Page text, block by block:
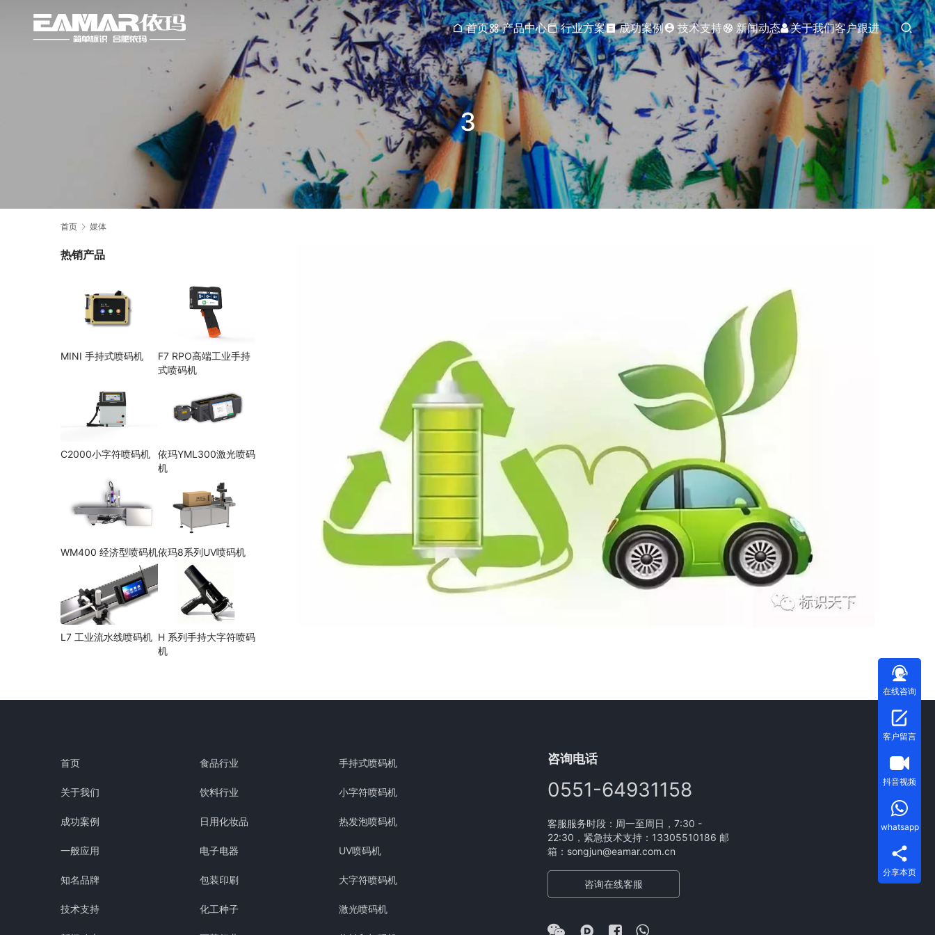
首页 产品中心 行业方案 成功案例 技术支持 新闻动态 关于我们客户跟进
3
首页 媒体
热销产品
MINI 手持式喷码机
F7 RPO高端工业手持
式喷码机
C2000小字符喷码机
依玛YML300激光喷码
机
WM400 经济型喷码机依玛8系列UV喷码机
L7 工业流水线喷码机 H 系列手持大字符喷码
机
首页
关于我们
成功案例
一般应用
知名品牌
技术支持
食品行业
饮料行业
日用化妆品
电子电器
包装印刷
化工种子
手持式喷码机
小字符喷码机
热发泡喷码机
UV喷码机
大字符喷码机
激光喷码机
咨询电话
0551-64931158
客服服务时段：周一至周日，7:30 -
22:30，紧急技术支持：13305510186 邮
箱：songjun@eamar.com.cn
咨询在线客服
在线咨询
客户留言
抖音视频
whatsapp
分享本页